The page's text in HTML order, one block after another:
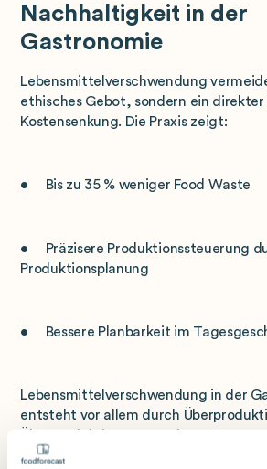
Nachhaltigkeit in der
Gastronomie
Lebensmittelverschwendung
ethisches Gebot, sondern ein direkter
Kostensenkung. Die Praxis zeigt:
• Bis zu 35 % weniger Food Waste
• Präzisere Produktionssteuerung
Produktionsplanung
• Bessere Planbarkeit im
Lebensmittelverschwendung in der
entsteht vor allem durch
– und verbessert die Profitabilität.